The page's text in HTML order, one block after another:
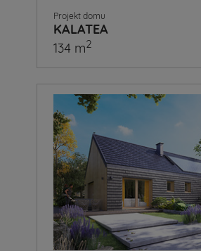
Projekt domu
KALATEA
134 m2